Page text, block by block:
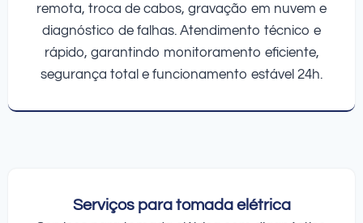
remota, troca de cabos, gravação em nuvem e
diagnóstico de falhas. Atendimento técnico e
rápido, garantindo monitoramento eficiente,
segurança total e funcionamento estável 24h.
Serviços para tomada elétrica